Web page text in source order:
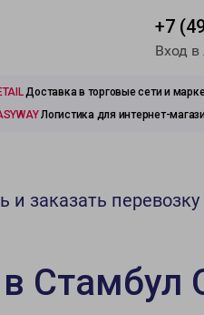
+7
Вход
Доставка в торговые сети и
Логистика для интернет-
и заказать перевозку
в